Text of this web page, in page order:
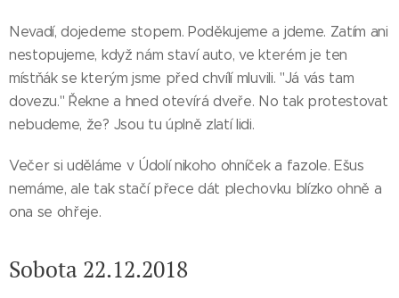
Nevadí, dojedeme stopem. Poděkujeme a jdeme. Zatím ani
nestopujeme, když nám staví auto, ve kterém je ten
místňák se kterým jsme před chvílí mluvili. "Já vás tam
dovezu." Řekne a hned otevírá dveře. No tak protestovat
nebudeme, že? Jsou tu úplně zlatí lidi.
Večer si uděláme v Údolí nikoho ohníček a fazole. Ešus
nemáme, ale tak stačí přece dát plechovku blízko ohně a
ona se ohřeje.
Sobota 22.12.2018